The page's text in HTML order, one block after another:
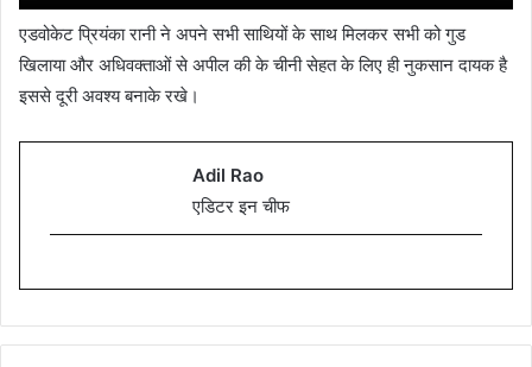
एडवोकेट प्रियंका रानी ने अपने सभी साथियों के साथ मिलकर सभी को गुड
खिलाया और अधिवक्ताओं से अपील की के चीनी सेहत के लिए ही नुकसान दायक है
इससे दूरी अवश्य बनाके रखे।
Adil Rao
एडिटर इन चीफ